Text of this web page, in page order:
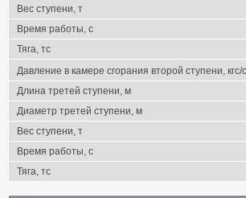
Вес ступени, т
Время работы, с
Тяга, тс
Давление в камере сгорания второй ступени, кгс/
Длина третей ступени, м
Диаметр третей ступени, м
Вес ступени, т
Время работы, с
Тяга, тс